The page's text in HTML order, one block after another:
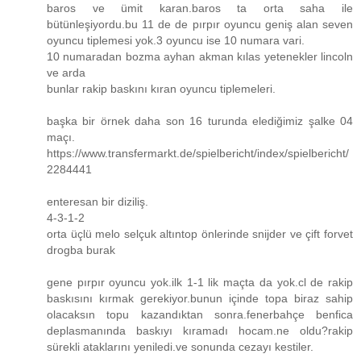
baros ve ümit karan.baros ta orta saha ile
bütünleşiyordu.bu 11 de de pırpır oyuncu geniş alan seven
oyuncu tiplemesi yok.3 oyuncu ise 10 numara vari.
10 numaradan bozma ayhan akman kılas yetenekler lincoln
ve arda
bunlar rakip baskını kıran oyuncu tiplemeleri.
başka bir örnek daha son 16 turunda elediğimiz şalke 04
maçı.
https://www.transfermarkt.de/spielbericht/index/spielbericht/
2284441
enteresan bir diziliş.
4-3-1-2
orta üçlü melo selçuk altıntop önlerinde snijder ve çift forvet
drogba burak
gene pırpır oyuncu yok.ilk 1-1 lik maçta da yok.cl de rakip
baskısını kırmak gerekiyor.bunun içinde topa biraz sahip
olacaksın topu kazandıktan sonra.fenerbahçe benfica
deplasmanında baskıyı kıramadı hocam.ne oldu?rakip
sürekli ataklarını yeniledi.ve sonunda cezayı kestiler.